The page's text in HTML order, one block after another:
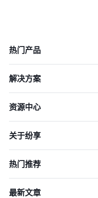
热门产品
解决方案
资源中心
关于纷享
热门推荐
最新文章